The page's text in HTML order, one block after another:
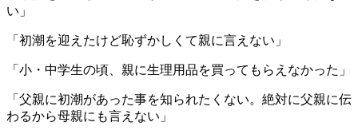
い」
「初潮を迎えたけど恥ずかしくて親に言えない」
「小・中学生の頃、親に生理用品を買ってもらえなかった」
「父親に初潮があった事を知られたくない。絶対に父親に伝
わるから母親にも言えない」